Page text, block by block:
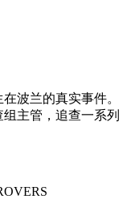
波兰的真实事件。
主管，追查一系列